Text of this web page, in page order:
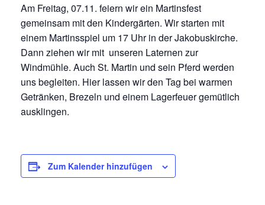
Am Freitag, 07.11. feiern wir ein Martinsfest
gemeinsam mit den Kindergärten. Wir starten mit
einem Martinsspiel um 17 Uhr in der Jakobuskirche.
Dann ziehen wir mit unseren Laternen zur
Windmühle. Auch St. Martin und sein Pferd werden
uns begleiten. Hier lassen wir den Tag bei warmen
Getränken, Brezeln und einem Lagerfeuer gemütlich
ausklingen.
Zum Kalender hinzufügen